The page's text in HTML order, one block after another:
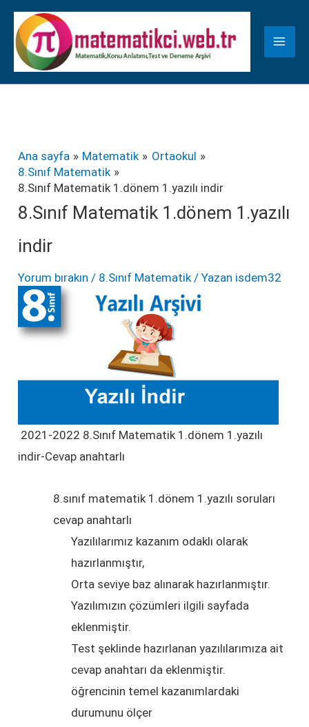
İçeriğe
atla
Ana sayfa Matematik
Ortaokul
8.Sınıf Matematik
8.Sınıf Matematik 1.dönem 1.yazılı indir
8.Sınıf Matematik 1.dönem 1.yazılı
indir
Yorum bırakın / 8.Sınıf Matematik/ Yazan isdem32
2021-2022 8.Sınıf Matematik 1.dönem 1.yazılı
indir-Cevap anahtarlı
8.sınıf matematik 1.dönem 1.yazılı soruları
cevap anahtarlı
Yazılılarımız kazanım odaklı olarak
hazırlanmıştır,
Orta seviye baz alınarak hazırlanmıştır.
Yazılımızın çözümleri ilgili sayfada
eklenmiştir.
Test şeklinde hazırlanan yazılılarımıza ait
cevap anahtarı da eklenmiştir.
öğrencinin temel kazanımlardaki
durumunu ölçer
K
a
t
e
r
i
e
r